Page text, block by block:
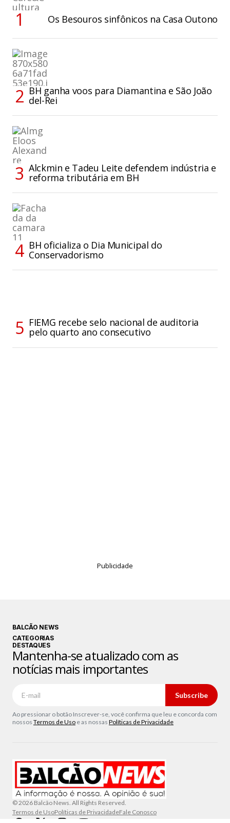
Os Besouros sinfônicos na Casa Outono
BH ganha voos para Diamantina e São João
del-Rei
Alckmin e Tadeu Leite defendem indústria e
reforma tributária em BH
BH oficializa o Dia Municipal do
Conservadorismo
FIEMG recebe selo nacional de auditoria
pelo quarto ano consecutivo
Publicidade
BALCÃO NEWS
CATEGORIAS
DESTAQUES
Mantenha-se atualizado com as
notícias mais importantes
Subscribe
Ao pressionar o botão Inscrever-se, você confirma que leu e concorda com
nossos Termos de Uso e as nossas Políticas de Privacidade
© 2026 Balcão News. All Rights Reserved.
Termos de UsoPolíticas de PrivacidadeFale Conosco